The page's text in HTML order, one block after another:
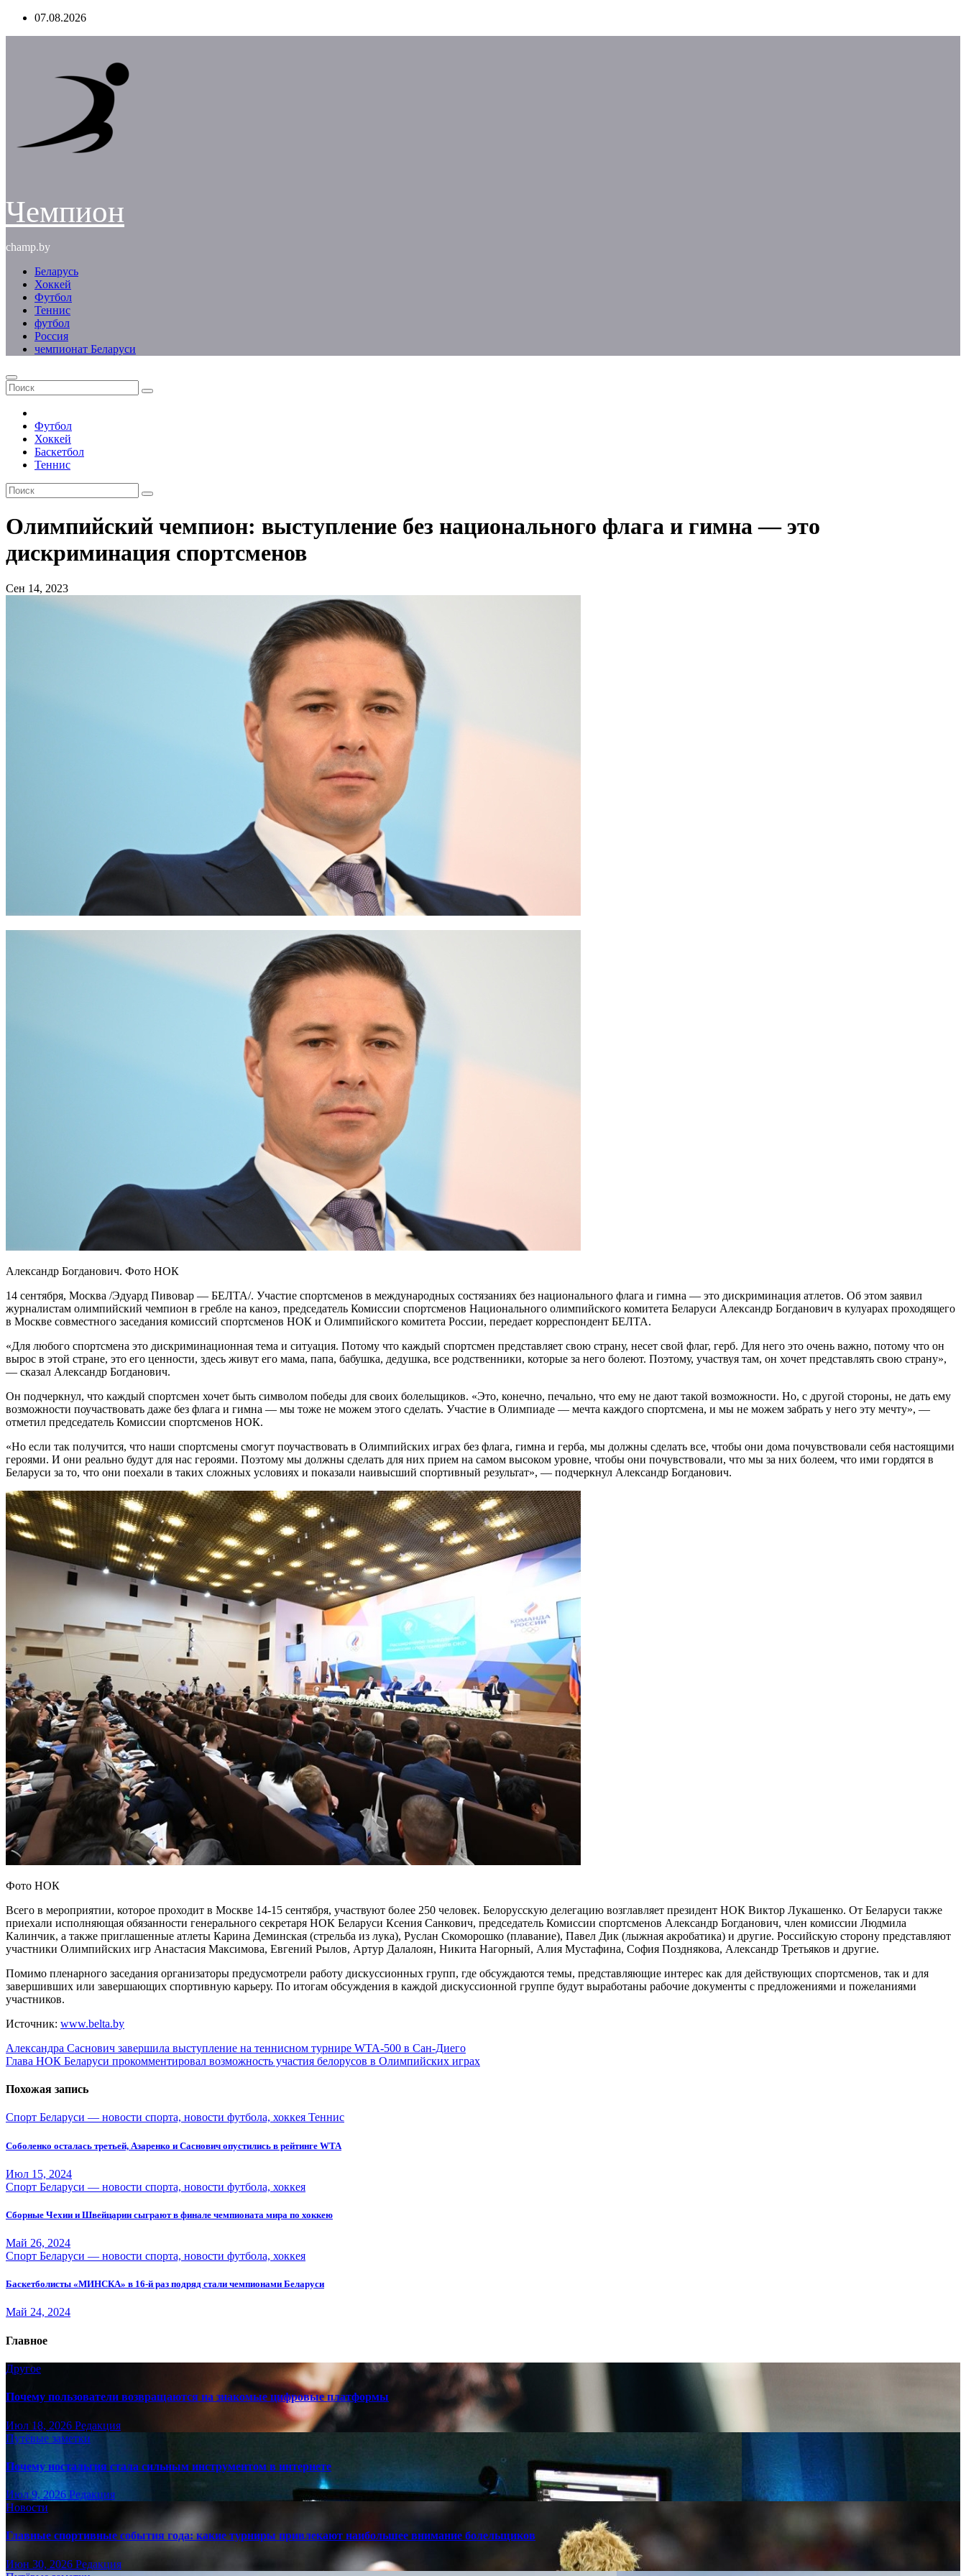
Перейти07.08.2026
Чемпион
champ.by
Беларусь
Хоккей
Футбол
Теннис
футбол
Россия
чемпионат Беларуси
Футбол
Хоккей
Баскетбол
Теннис
Олимпийский чемпион: выступление без национального флага и гимна — это
дискриминация спортсменов
Сен 14, 2023
Александр Богданович. Фото НОК
14 сентября, Москва /Эдуард Пивовар — БЕЛТА/. Участие спортсменов в международных состязаниях без национального флага и гимна — это дискриминация атлетов. Об этом заявил
журналистам олимпийский чемпион в гребле на каноэ, председатель Комиссии спортсменов Национального олимпийского комитета Беларуси Александр Богданович в кулуарах проходящего
в Москве совместного заседания комиссий спортсменов НОК и Олимпийского комитета России, передает корреспондент БЕЛТА.
«Для любого спортсмена это дискриминационная тема и ситуация. Потому что каждый спортсмен представляет свою страну, несет свой флаг, герб. Для него это очень важно, потому что он
вырос в этой стране, это его ценности, здесь живут его мама, папа, бабушка, дедушка, все родственники, которые за него болеют. Поэтому, участвуя там, он хочет представлять свою страну»,
— сказал Александр Богданович.
Он подчеркнул, что каждый спортсмен хочет быть символом победы для своих болельщиков. «Это, конечно, печально, что ему не дают такой возможности. Но, с другой стороны, не дать ему
возможности поучаствовать даже без флага и гимна — мы тоже не можем этого сделать. Участие в Олимпиаде — мечта каждого спортсмена, и мы не можем забрать у него эту мечту», —
отметил председатель Комиссии спортсменов НОК.
«Но если так получится, что наши спортсмены смогут поучаствовать в Олимпийских играх без флага, гимна и герба, мы должны сделать все, чтобы они дома почувствовали себя настоящими
героями. И они реально будут для нас героями. Поэтому мы должны сделать для них прием на самом высоком уровне, чтобы они почувствовали, что мы за них болеем, что ими гордятся в
Беларуси за то, что они поехали в таких сложных условиях и показали наивысший спортивный результат», — подчеркнул Александр Богданович.
Фото НОК
Всего в мероприятии, которое проходит в Москве 14-15 сентября, участвуют более 250 человек. Белорусскую делегацию возглавляет президент НОК Виктор Лукашенко. От Беларуси также
приехали исполняющая обязанности генерального секретаря НОК Беларуси Ксения Санкович, председатель Комиссии спортсменов Александр Богданович, член комиссии Людмила
Калинчик, а также приглашенные атлеты Карина Деминская (стрельба из лука), Руслан Скоморошко (плавание), Павел Дик (лыжная акробатика) и другие. Российскую сторону представляют
участники Олимпийских игр Анастасия Максимова, Евгений Рылов, Артур Далалоян, Никита Нагорный, Алия Мустафина, София Позднякова, Александр Третьяков и другие.
Помимо пленарного заседания организаторы предусмотрели работу дискуссионных групп, где обсуждаются темы, представляющие интерес как для действующих спортсменов, так и для
завершивших или завершающих спортивную карьеру. По итогам обсуждения в каждой дискуссионной группе будут выработаны рабочие документы с предложениями и пожеланиями
участников.
Источник: www.belta.by
Навигация
по
записям
Александра Саснович завершила выступление на теннисном турнире WTA-500 в Сан-Диего
Глава НОК Беларуси прокомментировал возможность участия белорусов в Олимпийских играх
Похожая запись
Спорт Беларуси — новости спорта, новости футбола, хоккея Теннис
Соболенко осталась третьей, Азаренко и Саснович опустились в рейтинге WTA
Июл 15, 2024
Спорт Беларуси — новости спорта, новости футбола, хоккея
Сборные Чехии и Швейцарии сыграют в финале чемпионата мира по хоккею
Май 26, 2024
Спорт Беларуси — новости спорта, новости футбола, хоккея
Баскетболисты «МИНСКА» в 16-й раз подряд стали чемпионами Беларуси
Май 24, 2024
Главное
Другое
Почему пользователи возвращаются на знакомые цифровые платформы
Июл 18, 2026 Редакция
Путёвые заметки
Почему ностальгия стала сильным инструментом в интернете
Июл 9, 2026 Редакция
Новости
Главные спортивные события года: какие турниры привлекают наибольшее внимание болельщиков
Июн 30, 2026 Редакция